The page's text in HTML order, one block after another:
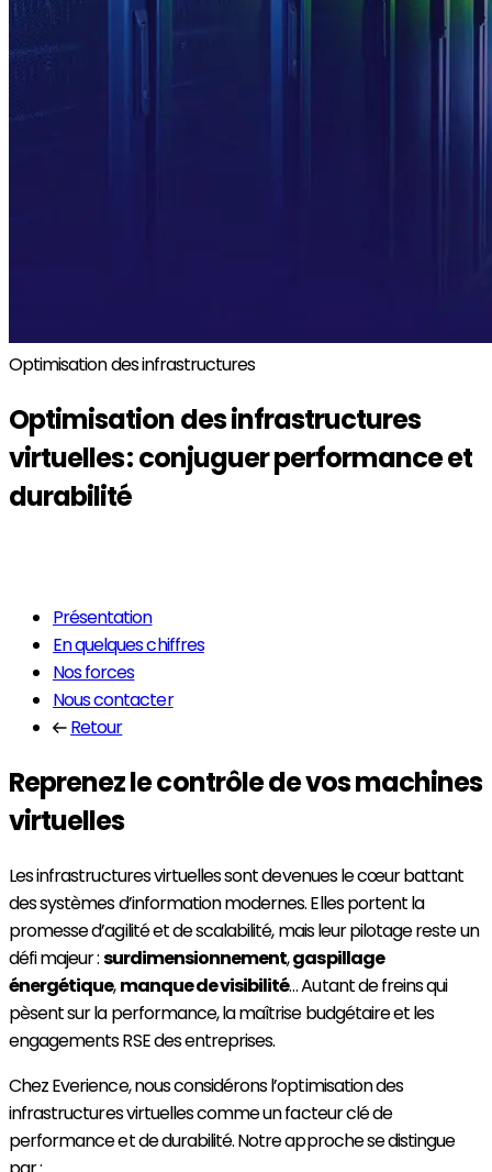
Optimisation des infrastructures
Optimisation desinfrastructures
virtuelles: conjuguer performance et
durabilité
Présentation
En quelques chiffres
Nos forces
Nous contacter
Retour
Reprenez le contrôle de vos machines
virtuelles
Les infrastructures virtuelles sont devenues le cœur battant
des systèmes d’information modernes. Elles portent la
promesse d’agilité et de scalabilité, mais leur pilotage reste un
défi majeur :surdimensionnement,gaspillage
énergétique,manque de visibilité… Autant de freins qui
pèsent sur la performance, la maîtrise budgétaire et les
engagements RSE des entreprises.
Chez Everience, nous considérons l’optimisation des
infrastructures virtuelles comme un facteur clé de
performance et de durabilité. Notre approche se distingue